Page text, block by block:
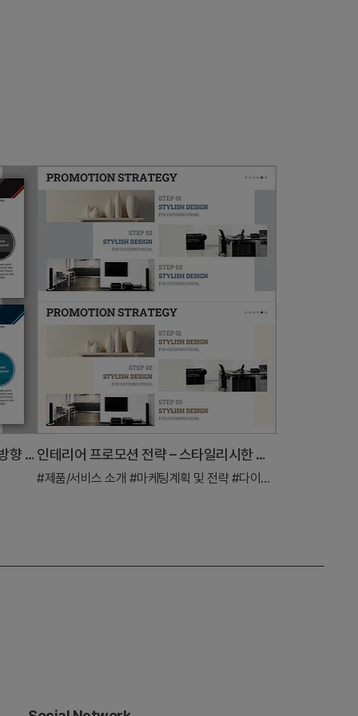
두 번째 단계의 중요한 역할 – 전략적 방향 제시 인테리어 프로모션 전략 – 스타일리시한 디자인
#제품/서비스 소개 #마케팅계획 및 전략 #다이어그램